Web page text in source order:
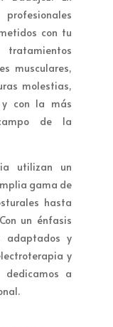
con tu
musculares,
molestias,
con la más
de la
utilizan un
gama de
hasta
un énfasis
adaptados y
y
dedicamos a